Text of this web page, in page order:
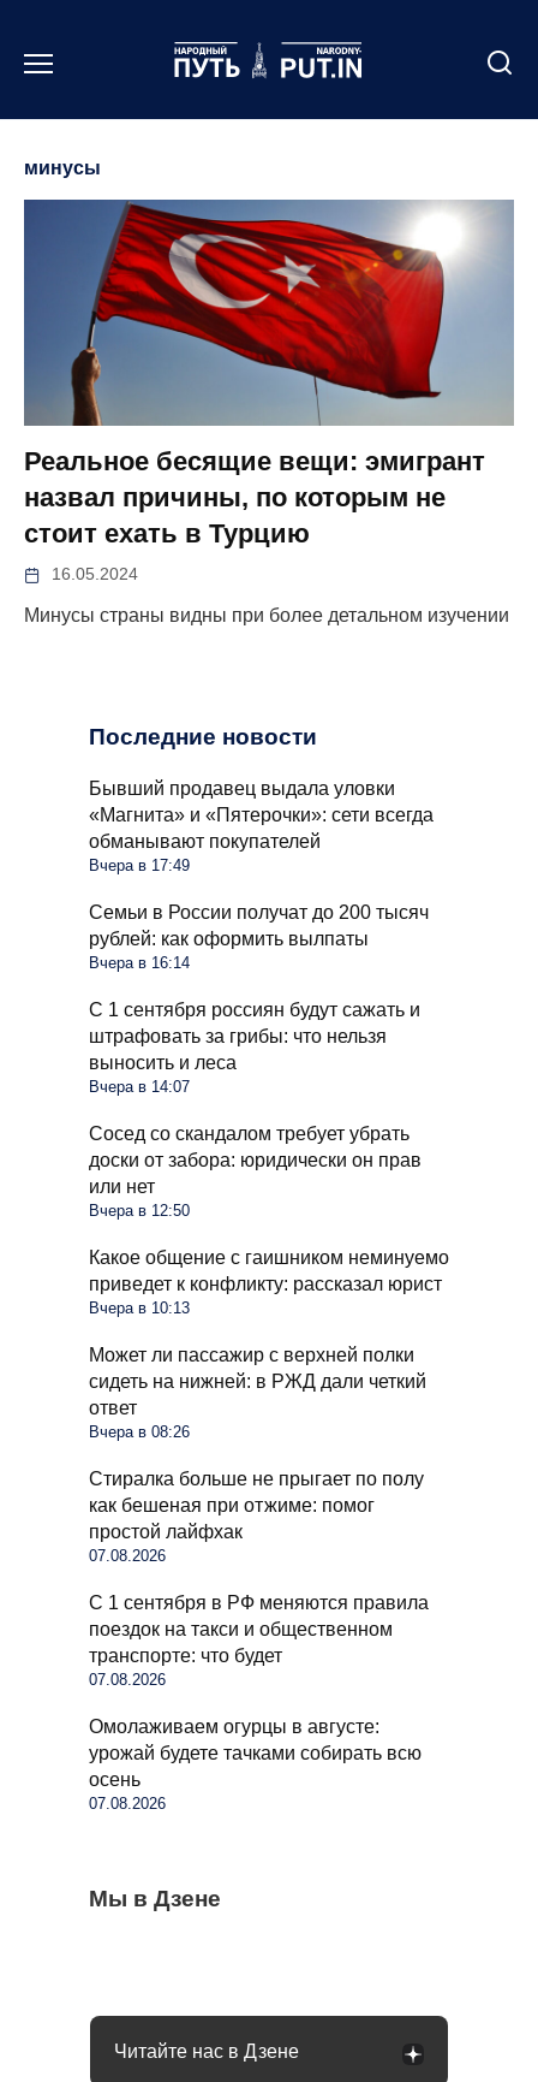
содержанию
минусы
Реальное бесящие вещи: эмигрант
назвал причины, по которым не
стоит ехать в Турцию
16.05.2024
Минусы страны видны при более детальном изучении
Последние новости
Бывший продавец выдала уловки
«Магнита» и «Пятерочки»: сети всегда
обманывают покупателей
Вчера в 17:49
Семьи в России получат до 200 тысяч
рублей: как оформить вылпаты
Вчера в 16:14
С 1 сентября россиян будут сажать и
штрафовать за грибы: что нельзя
выносить и леса
Вчера в 14:07
Сосед со скандалом требует убрать
доски от забора: юридически он прав
или нет
Вчера в 12:50
Какое общение с гаишником неминуемо
приведет к конфликту: рассказал юрист
Вчера в 10:13
Может ли пассажир с верхней полки
сидеть на нижней: в РЖД дали четкий
ответ
Вчера в 08:26
Стиралка больше не прыгает по полу
как бешеная при отжиме: помог
простой лайфхак
07.08.2026
С 1 сентября в РФ меняются правила
поездок на такси и общественном
транспорте: что будет
07.08.2026
Омолаживаем огурцы в августе:
урожай будете тачками собирать всю
осень
07.08.2026
Мы в Дзене
Бывший продавец выдала уловки
«Магнита» и «Пятерочки»: сети всегда
Семьи в России получат до 200 тысяч
С 1 сентября россиян будут сажать и
Читайте нас в Дзене